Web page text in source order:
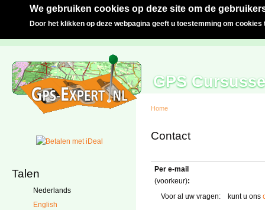
We gebruiken cookies op deze site om de
Door het klikken op deze webpagina geeft u toestemming om cookies
GPS
Talen
Nederlands
English
Home
Contact
Per e-mail
(voorkeur):
Voor al uw vragen:
kunt u ons